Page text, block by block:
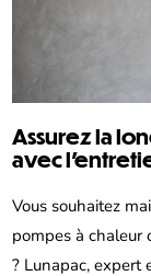
Assurez la
avec
Vous souhaitez
pompes à chaleur
? Lunapac, expert